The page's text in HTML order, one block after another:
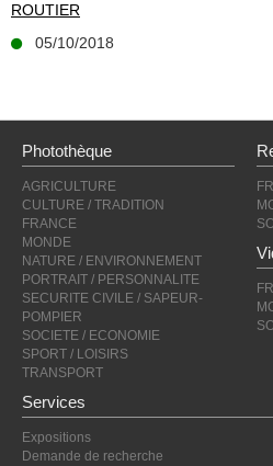
ROUTIER
05/10/2018
Photothèque
AGRICULTURE
CULTURE / TRADITION
FRANCE
MONDE
NATURE / ENVIRONNEMENT
PORTRAIT / PERSONNALITE
SECURITE CIVILE / SAPEUR-
POMPIER
SOCIETE / ECONOMIE
SPORT / LOISIRS
TRANSPORT
Services
Expositions
Demande de recherche